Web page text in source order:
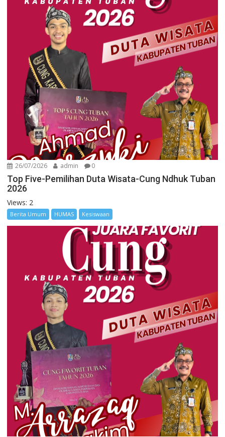
26/07/2026 admin 0
Top Five-Pemilihan Duta Wisata-Cung Ndhuk Tuban
2026
Views: 2
Berita Umum HUMAS Kesiswaan